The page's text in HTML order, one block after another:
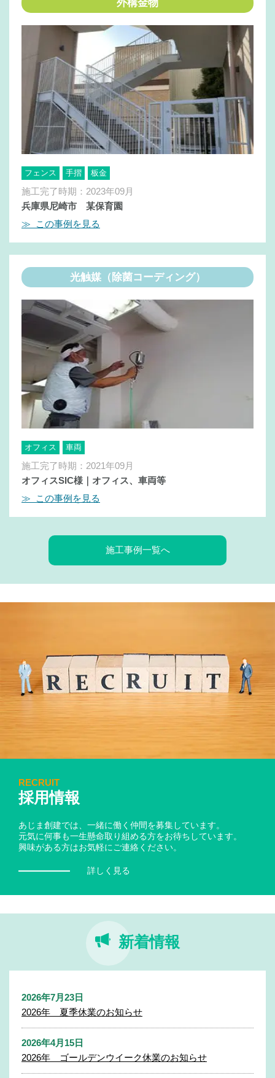
外構金物
フェンス 手摺 板金
施工完了時期：2023年09月
兵庫県尼崎市 某保育園
≫ この事例を見る
光触媒（除菌コーディング）
オフィス 車両
施工完了時期：2021年09月
オフィスSIC様｜オフィス、車両等
≫ この事例を見る
施工事例一覧へ
RECRUIT
採用情報
あじま創建では、一緒に働く仲間を募集しています。
元気に何事も一生懸命取り組める方をお待ちしています。
興味がある方はお気軽にご連絡ください。
詳しく見る
新着情報
2026年7月23日
2026年 夏季休業のお知らせ
2026年4月15日
2026年 ゴールデンウイーク休業のお知らせ